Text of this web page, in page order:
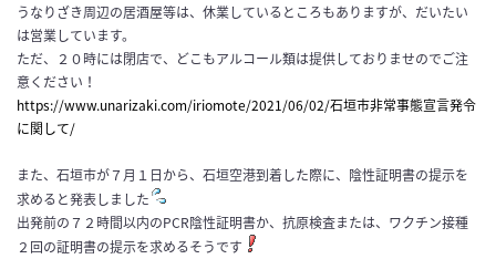
うなりざき周辺の居酒屋等は、休業しているところもありますが、だいたい
は営業しています。
ただ、２０時には閉店で、どこもアルコール類は提供しておりませのでご注
意ください！
https://www.unarizaki.com/iriomote/2021/06/02/石垣市非常事態宣言発令
に関して/
また、石垣市が７月１日から、石垣空港到着した際に、陰性証明書の提示を
求めると発表しました
出発前の７２時間以内のPCR陰性証明書か、抗原検査または、ワクチン接種
２回の証明書の提示を求めるそうです